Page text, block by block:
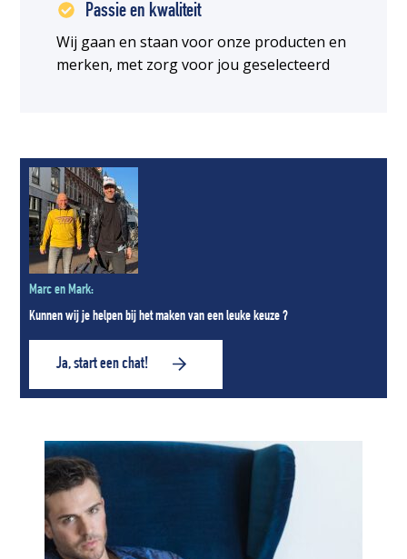
Passie en kwaliteit
Wij gaan en staan voor onze producten en
merken, met zorg voor jou geselecteerd
Marc en Mark:
Kunnen wij je helpen bij het maken van een leuke keuze ?
Ja, start een chat!